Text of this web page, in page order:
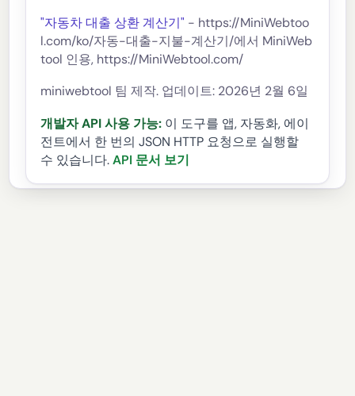
"자동차 대출 상환 계산기" - https://MiniWebtoo
l.com/ko/자동-대출-지불-계산기/에서 MiniWeb
tool 인용, https://MiniWebtool.com/
miniwebtool 팀 제작. 업데이트: 2026년 2월 6일
개발자 API 사용 가능: 이 도구를 앱, 자동화, 에이
전트에서 한 번의 JSON HTTP 요청으로 실행할
수 있습니다. API 문서 보기